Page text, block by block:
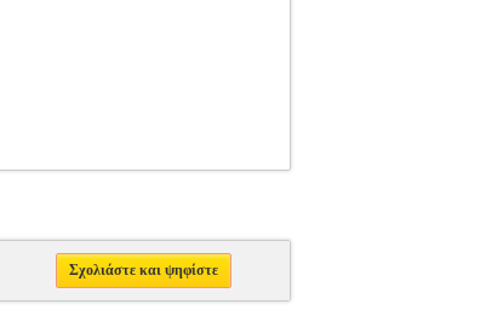
Σχολιάστε και ψηφίστε